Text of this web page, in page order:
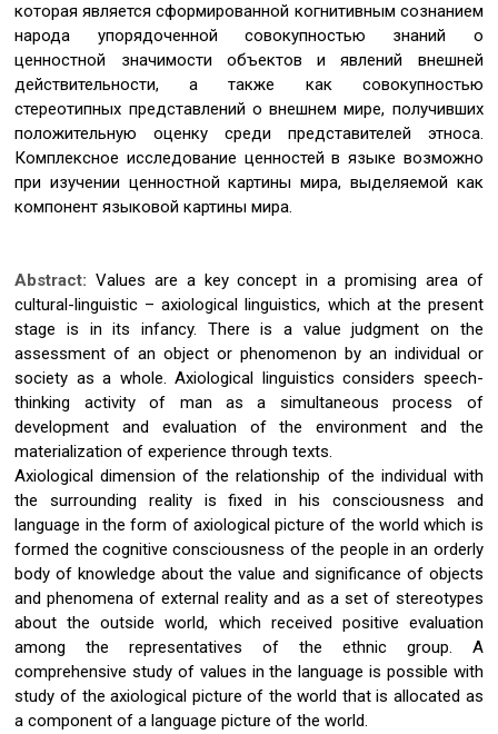
которая является сформированной когнитивным сознанием
народа упорядоченной совокупностью знаний о
ценностной значимости объектов и явлений внешней
действительности, а также как совокупностью
стереотипных представлений о внешнем мире, получивших
положительную оценку среди представителей этноса.
Комплексное исследование ценностей в языке возможно
при изучении ценностной картины мира, выделяемой как
компонент языковой картины мира.
Abstract:Values are a key concept in a promising area of
cultural-linguistic – axiological linguistics, which at the present
stage is in its infancy. There is a value judgment on the
assessment of an object or phenomenon by an individual or
society as a whole. Axiological linguistics considers speech-
thinking activity of man as a simultaneous process of
development and evaluation of the environment and the
materialization of experience through texts.
Axiological dimension of the relationship of the individual with
the surrounding reality is fixed in his consciousness and
language in the form of axiological picture of the world which is
formed the cognitive consciousness of the people in an orderly
body of knowledge about the value and significance of objects
and phenomena of external reality and as a set of stereotypes
about the outside world, which received positive evaluation
among the representatives of the ethnic group. A
comprehensive study of values in the language is possible with
study of the axiological picture of the world that is allocated as
a component of a language picture of the world.